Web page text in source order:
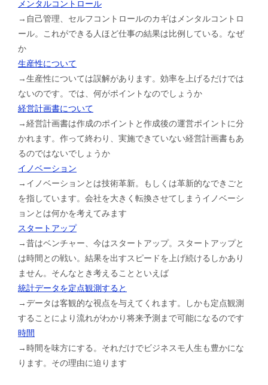
メンタルコントロール
→自己管理、セルフコントロールのカギはメンタルコントロ
ール。これができる人ほど仕事の結果は比例している。なぜ
か
生産性について
→生産性については誤解があります。効率を上げるだけでは
ないのです。では、何がポイントなのでしょうか
経営計画書について
→経営計画書は作成のポイントと作成後の運営ポイントに分
かれます。作って終わり、実施できていない経営計画書もあ
るのではないでしょうか
イノベーション
→イノベーションとは技術革新。もしくは革新的なできごと
を指しています。会社を大きく転換させてしまうイノベーシ
ョンとは何かを考えてみます
スタートアップ
→昔はベンチャー、今はスタートアップ。スタートアップと
は時間との戦い。結果を出すスピードを上げ続けるしかあり
ません。そんなとき考えることといえば
統計データを定点観測すると
→データは客観的な視点を与えてくれます。しかも定点観測
することにより流れがわかり将来予測まで可能になるのです
時間
→時間を味方にする。それだけでビジネスモ人生も豊かにな
ります。その理由に迫ります